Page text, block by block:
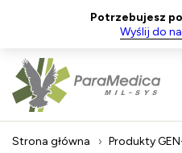
Potrzebujesz
Wyślij do
Strona główna Produkty